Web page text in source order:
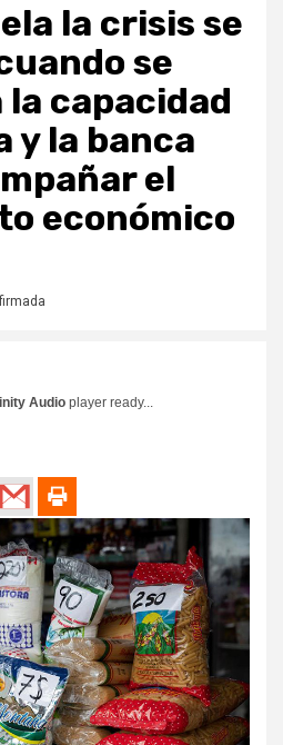
la crisis se
se
capacidad
y la banca
el
económico
Audio player ready...